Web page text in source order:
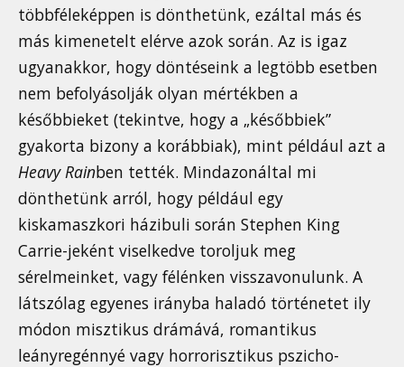
többféleképpen is dönthetünk, ezáltal más és
más kimenetelt elérve azok során. Az is igaz
ugyanakkor, hogy döntéseink a legtöbb esetben
nem befolyásolják olyan mértékben a
későbbieket (tekintve, hogy a „későbbiek”
gyakorta bizony a korábbiak), mint például azt a
Heavy Rainben tették. Mindazonáltal mi
dönthetünk arról, hogy például egy
kiskamaszkori házibuli során Stephen King
Carrie-jeként viselkedve toroljuk meg
sérelmeinket, vagy félénken visszavonulunk. A
látszólag egyenes irányba haladó történetet ily
módon misztikus drámává, romantikus
leányregénnyé vagy horrorisztikus pszicho-